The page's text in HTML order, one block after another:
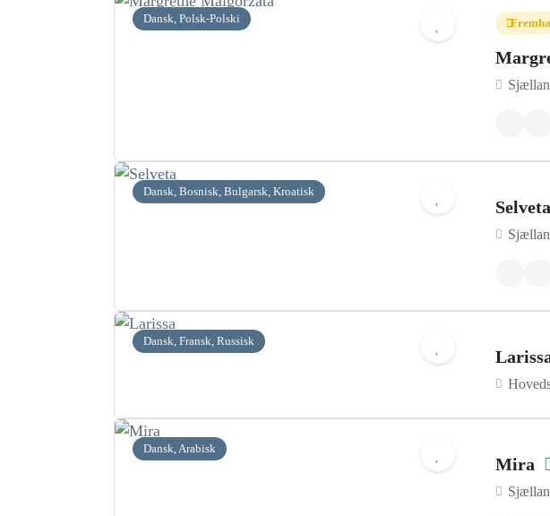
Dansk, Polsk-Polski
Dansk, Bosnisk, Bulgarsk, Kroatisk
Selveta
Dansk, Fransk, Russisk
Dansk, Arabisk
Mira